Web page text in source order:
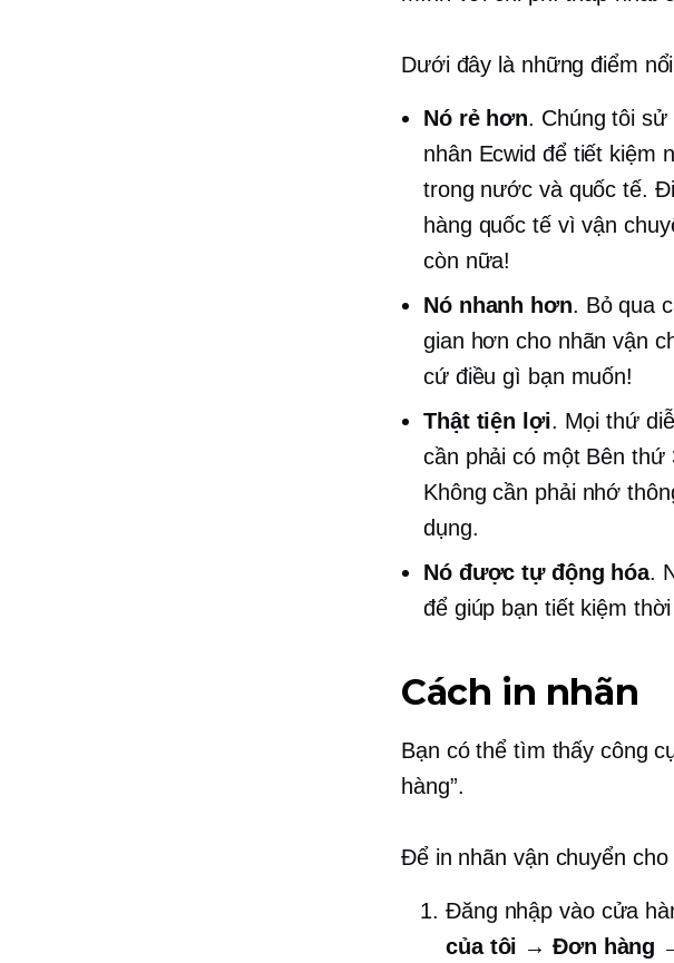
Dưới đây là những điểm
Nó rẻ hơn. Chúng tôi
nhân Ecwid để tiết kiệm
trong nước và quốc tế.
hàng quốc tế vì vận
còn nữa!
Nó nhanh hơn. Bỏ qua
gian hơn cho nhãn vận
cứ điều gì bạn muốn!
Thật tiện lợi. Mọi thứ
cần phải có một Bên thứ
Không cần phải nhớ
dụng.
Nó được tự động hóa.
để giúp bạn tiết kiệm
Cách in nhãn
Bạn có thể tìm thấy công
hàng”.
Để in nhãn vận chuyển
Đăng nhập vào cửa
của tôi → Đơn hàng